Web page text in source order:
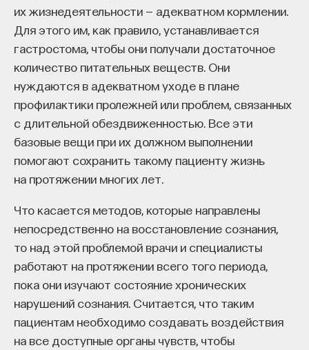
их жизнедеятельности — адекватном кормлении.
Для этого им, как правило, устанавливается
гастростома, чтобы они получали достаточное
количество питательных веществ. Они
нуждаются в адекватном уходе в плане
профилактики пролежней или проблем, связанных
с длительной обездвиженностью. Все эти
базовые вещи при их должном выполнении
помогают сохранить такому пациенту жизнь
на протяжении многих лет.
Что касается методов, которые направлены
непосредственно на восстановление сознания,
то над этой проблемой врачи и специалисты
работают на протяжении всего того периода,
пока они изучают состояние хронических
нарушений сознания. Считается, что таким
пациентам необходимо создавать воздействия
на все доступные органы чувств, чтобы
НАД МАТЕРИАЛОМ РАБОТАЛИ
Вячеслав Дубынин
доктор биологических наук, профессор
кафедры физиологии человека и животных
физиологии мозга
БИОЛОГИЯ
1297 публикаций
БИОЛОГИЯ МОЗГ НЕЙРОФИЗИОЛОГИЯ
ЕСТЕСТВЕННЫЕ НАУКИ ЖУРНАЛ